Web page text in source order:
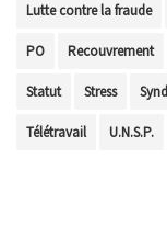
Lutte contre la fraude
PO Recouvrement
Statut Stress
Télétravail U.N.S.P.